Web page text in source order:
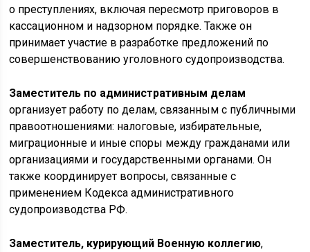
о преступлениях, включая пересмотр приговоров в
кассационном и надзорном порядке. Также он
принимает участие в разработке предложений по
совершенствованию уголовного судопроизводства.
Заместитель по административным делам
организует работу по делам, связанным с публичными
правоотношениями: налоговые, избирательные,
миграционные и иные споры между гражданами или
организациями и государственными органами. Он
также координирует вопросы, связанные с
применением Кодекса административного
судопроизводства РФ.
Заместитель, курирующий Военную коллегию,